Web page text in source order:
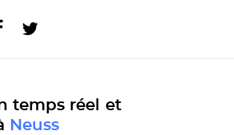
temps réel et
Neuss